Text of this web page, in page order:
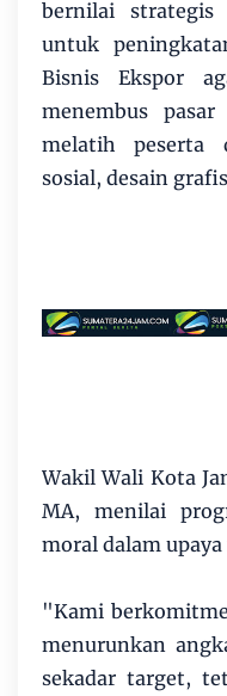
bernilai strategis
untuk
Bisnis Ekspor
menembus
melatih peserta
sosial, desain
Wakil Wali Kota
MA, menilai
moral dalam
"Kami
menurunkan
sekadar target,